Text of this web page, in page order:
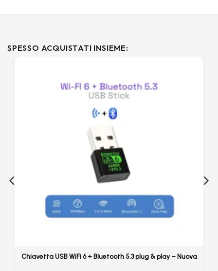
SPESSO ACQUISTATI INSIEME:
Chiavetta USB WiFi 6 + Bluetooth 5.3 plug & play – Nuova